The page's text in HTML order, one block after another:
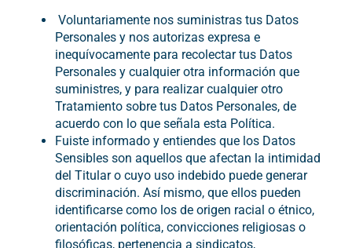
Voluntariamente nos suministras tus Datos
Personales y nos autorizas expresa e
inequívocamente para recolectar tus Datos
Personales y cualquier otra información que
suministres, y para realizar cualquier otro
Tratamiento sobre tus Datos Personales, de
acuerdo con lo que señala esta Política.
Fuiste informado y entiendes que los Datos
Sensibles son aquellos que afectan la intimidad
del Titular o cuyo uso indebido puede generar
discriminación. Así mismo, que ellos pueden
identificarse como los de origen racial o étnico,
orientación política, convicciones religiosas o
filosóficas, pertenencia a sindicatos,